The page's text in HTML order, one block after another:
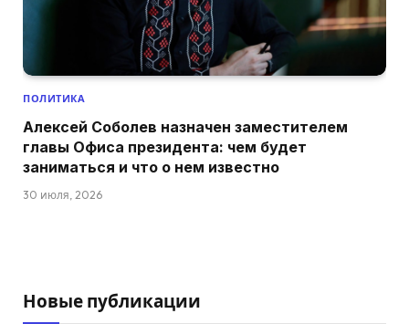
ПОЛИТИКА
Алексей Соболев назначен заместителем
главы Офиса президента: чем будет
заниматься и что о нем известно
30 июля, 2026
Новые публикации